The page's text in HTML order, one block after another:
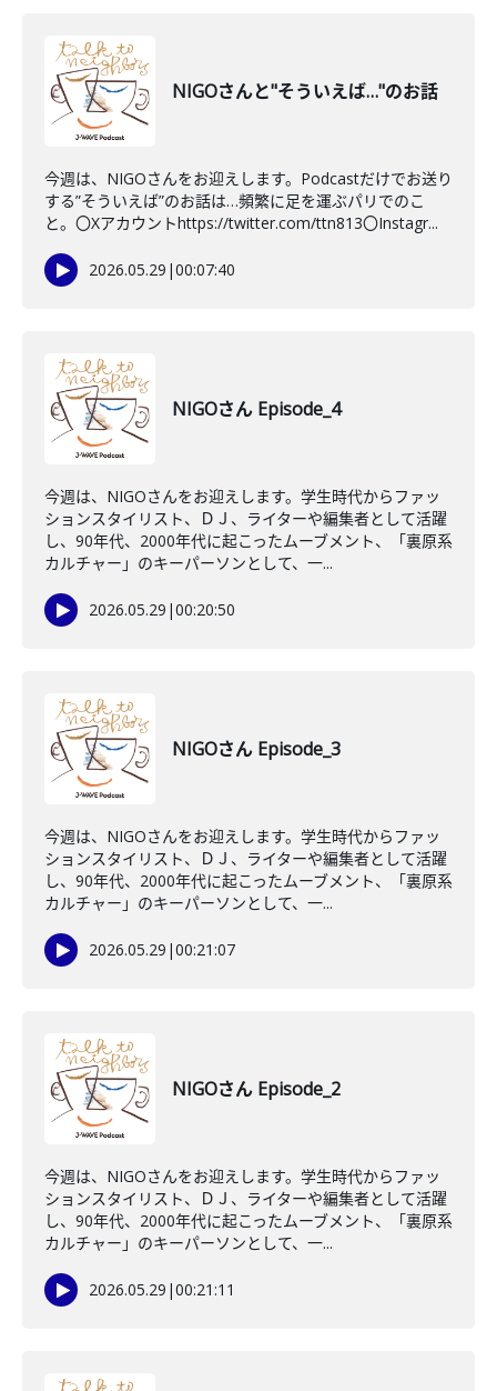
NIGOさんと"そういえば…"のお話
今週は、NIGOさんをお迎えします。Podcastだけでお送り
する”そういえば”のお話は…頻繁に足を運ぶパリでのこ
と。〇Xアカウントhttps://twitter.com/ttn813〇Instagr...
2026.05.29 |00:07:40
NIGOさん Episode_4
今週は、NIGOさんをお迎えします。学生時代からファッ
ションスタイリスト、ＤＪ、ライターや編集者として活躍
し、90年代、2000年代に起こったムーブメント、「裏原系
カルチャー」のキーパーソンとして、一...
2026.05.29 |00:20:50
NIGOさん Episode_3
今週は、NIGOさんをお迎えします。学生時代からファッ
ションスタイリスト、ＤＪ、ライターや編集者として活躍
し、90年代、2000年代に起こったムーブメント、「裏原系
カルチャー」のキーパーソンとして、一...
2026.05.29 |00:21:07
NIGOさん Episode_2
今週は、NIGOさんをお迎えします。学生時代からファッ
ションスタイリスト、ＤＪ、ライターや編集者として活躍
し、90年代、2000年代に起こったムーブメント、「裏原系
カルチャー」のキーパーソンとして、一...
2026.05.29 |00:21:11